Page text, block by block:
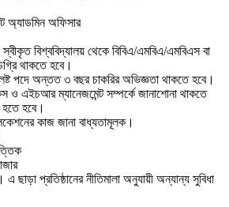
অ্যাডমিন অফিসার
স্বীকৃত বিশ্ববিদ্যালয় থেকে বিবিএ/এমবিএ/এমবিএস বা
থাকতে হবে।
পদে অন্তত ৩ বছর চাকরির অভিজ্ঞতা থাকতে হবে।
ও এইচআর ম্যানেজমেন্ট সম্পর্কে জানাশোনা থাকতে
হবে।
কাজ জানা বাধ্যতামূলক।
ছাড়া প্রতিষ্ঠানের নীতিমালা অনুযায়ী অন্যান্য সুবিধা